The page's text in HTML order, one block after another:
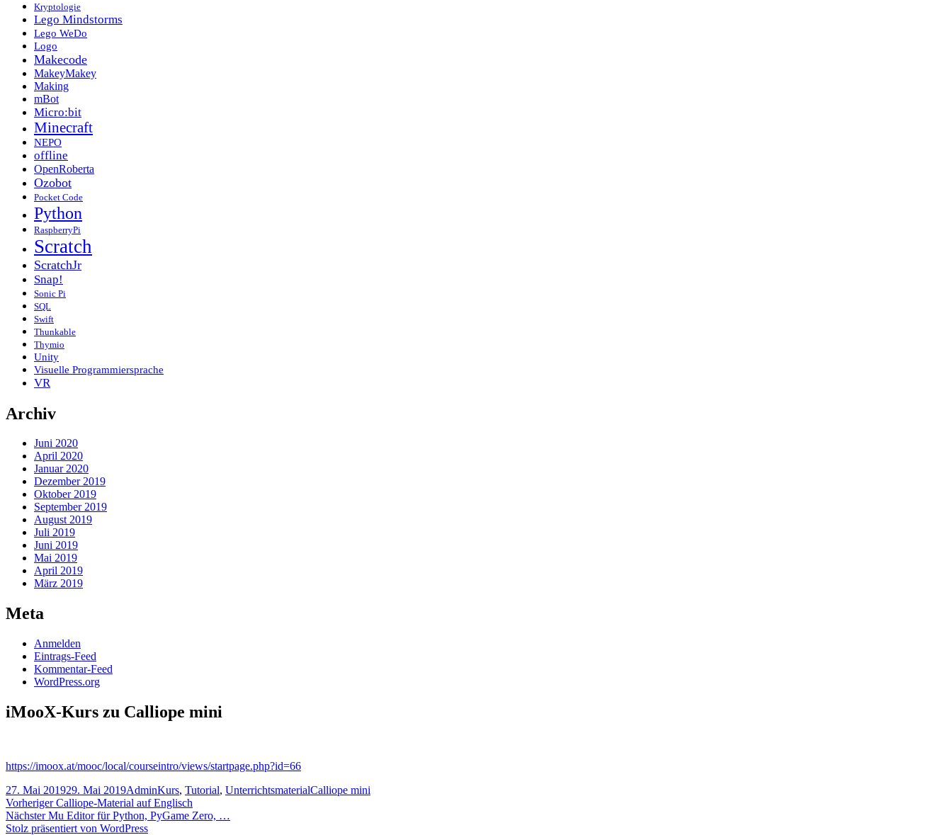
Kryptologie
Lego Mindstorms
Lego WeDo
Logo
Makecode
MakeyMakey
Making
mBot
Micro:bit
Minecraft
NEPO
offline
OpenRoberta
Ozobot
Pocket Code
Python
RaspberryPi
Scratch
ScratchJr
Snap!
Sonic Pi
SQL
Swift
Thunkable
Thymio
Unity
Visuelle Programmiersprache
VR
Archiv
Juni 2020
April 2020
Januar 2020
Dezember 2019
Oktober 2019
September 2019
August 2019
Juli 2019
Juni 2019
Mai 2019
April 2019
März 2019
Meta
Anmelden
Eintrags-Feed
Kommentar-Feed
WordPress.org
iMooX-Kurs zu Calliope mini
https://imoox.at/mooc/local/courseintro/views/startpage.php?id=66
Veröffentlicht
am
27. Mai 201929. Mai 2019Autor
AdminKategorien
Kurs, Tutorial, UnterrichtsmaterialSchlagwörter
Calliope mini
Beitragsnavigation
Vorheriger Vorheriger
Beitrag:
Calliope-Material auf Englisch
Nächster Nächster
Beitrag:
Mu Editor für Python, PyGame Zero, …
Stolz präsentiert von WordPress